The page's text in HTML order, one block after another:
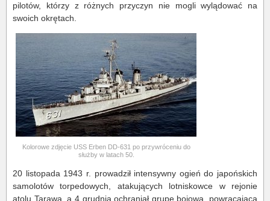
pilotów, którzy z różnych przyczyn nie mogli wylądować na
swoich okrętach.
Kolorowe zdjęcie USS Erben DD-631 po przywróceniu do
służby w latach 50.
20 listopada 1943 r. prowadził intensywny ogień do japońskich
samolotów torpedowych, atakujących lotniskowce w rejonie
atolu Tarawa, a 4 grudnia ochraniał grupę bojową, powracającą